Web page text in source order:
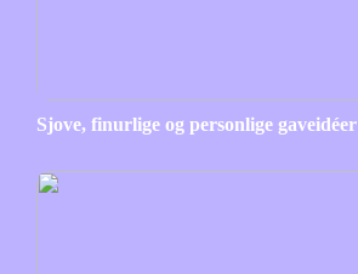
Sjove, finurlige og personlige gaveidéer